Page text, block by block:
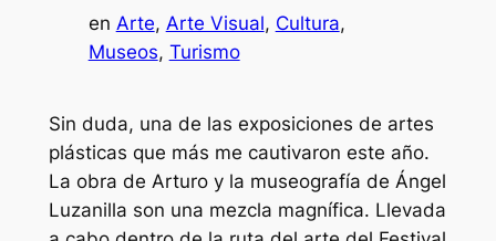
en Arte, Arte Visual, Cultura
Museos, Turismo
Sin duda, una de las exposiciones de artes
plásticas que más me cautivaron este año.
La obra de Arturo y la museografía de Ángel
Luzanilla son una mezcla magnífica. Llevada